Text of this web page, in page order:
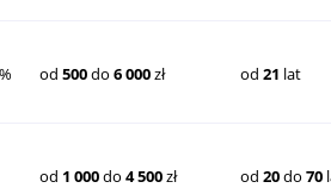
% od500do6 000zł od 21 lat
od 1 000do4 500zł od 20do 70